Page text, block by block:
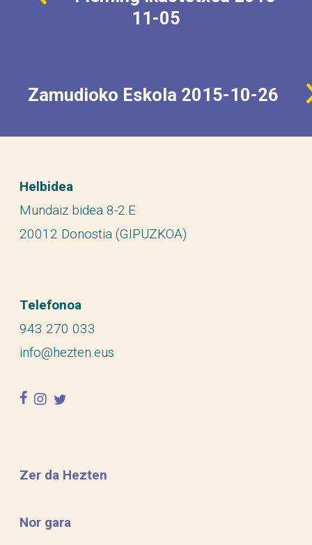
11-05
Zamudioko Eskola 2015-10-26
Helbidea
Mundaiz bidea 8-2.E
20012 Donostia (GIPUZKOA)
Telefonoa
943 270 033
info@hezten.eus
facebook
instagram
twitter
Zer da Hezten
Nor gara